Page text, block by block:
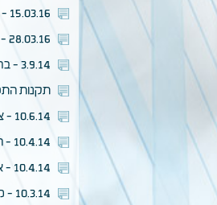
15.03.16 - מי שבנה בית ללא היתר במקרקעין אינו זכאי לקבלת פיצוי עקב הפקעת המקרקעין
28.03.16 - החשיבות בביצוע צווי הריסה מנהליים
3.9.14 - בר רשות באגודה חקלאית הינו כחוכר לדורות לעניין חיובו בהיטל השבחה
תקנות
10.6.14 - צו הריסה ללא הרשעה לפי 212 לחוק התכנון והבניה – משחלפו עשרות שנים ללא אכיפה, יש לתור אחר אינטרס ציבורי מובהק למתן הצו בעת הנוכחית
10.4.14 - הטלת מאסר בפועל בגין עבירות של הפרת צו שיפוטי ושימוש חורג בנחלה בכפר ביאליק דחיית בר"ע על פסק דינו של ביהמ"ש המחוזי
10.4.14 - אין במתן החלטה בבקשה לצו לפי סע' 932 כדי לפסול את השופט מלדון בכתב האישום על עבירות התו"ב (ע"פ 92/0591 אברהם פריג נ' מדינת ישראל)
10.3.14 - מדריך משרד הבינוי והשיכון להתקשרות עם יזם במסגרת תמ"א 38